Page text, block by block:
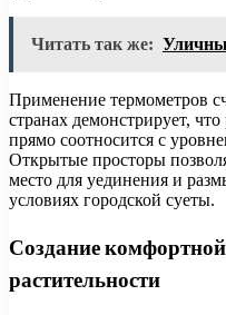
Читать так же:
Применение термометров
странах демонстрирует,
прямо соотносится с
Открытые просторы
место для уединения и
условиях городской суеты.
Создание
растительности